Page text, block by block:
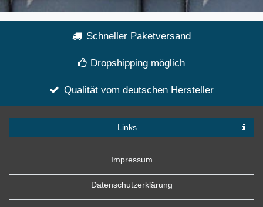
Schneller Paketversand
Dropshipping möglich
Qualität vom deutschen Hersteller
Links
Impressum
Datenschutzerklärung